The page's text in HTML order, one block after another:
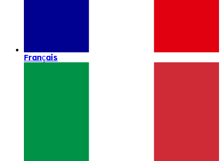
Français